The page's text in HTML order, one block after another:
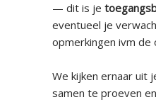
— dit is je
eventueel je
opmerkingen ivm de
We kijken ernaar uit
samen te proeven